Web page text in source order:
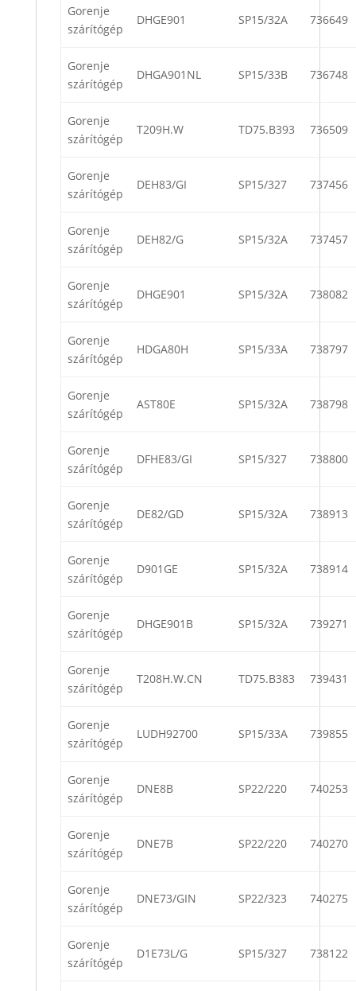
Gorenje
szárítógép
DHGE901 SP15/32A 736649
Gorenje
szárítógép
DHGA901NL SP15/33B 736748
Gorenje
szárítógép
T209H.W TD75.B393 736509
Gorenje
szárítógép
DEH83/GI SP15/327 737456
Gorenje
szárítógép
DEH82/G SP15/32A 737457
Gorenje
szárítógép
DHGE901 SP15/32A 738082
Gorenje
szárítógép
HDGA80H SP15/33A 738797
Gorenje
szárítógép
AST80E SP15/32A 738798
Gorenje
szárítógép
DFHE83/GI SP15/327 738800
Gorenje
szárítógép
DE82/GD SP15/32A 738913
Gorenje
szárítógép
D901GE SP15/32A 738914
Gorenje
szárítógép
DHGE901B SP15/32A 739271
Gorenje
szárítógép
T208H.W.CN TD75.B383 739431
Gorenje
szárítógép
LUDH92700 SP15/33A 739855
Gorenje
szárítógép
DNE8B SP22/220 740253
Gorenje
szárítógép
DNE7B SP22/220 740270
Gorenje
szárítógép
DNE73/GIN SP22/323 740275
Gorenje
szárítógép
D1E73L/G SP15/327 738122